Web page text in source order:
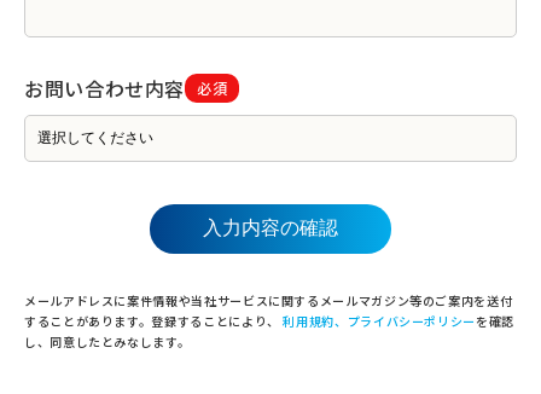
必須
お問い合わせ内容
メールアドレスに案件情報や当社サービスに関するメールマガジン等のご案内を送付
することがあります。登録することにより、利用規約、プライバシーポリシー を確認
し、同意したとみなします。